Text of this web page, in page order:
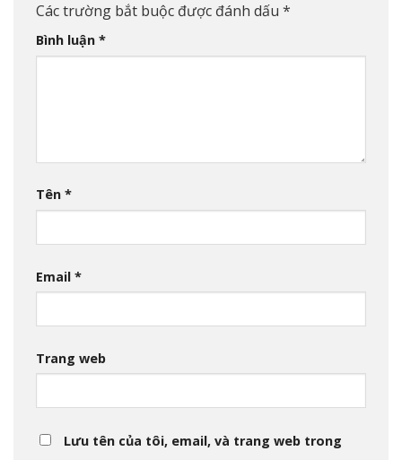
Các trường bắt buộc được đánh dấu *
Bình luận *
Tên *
Email *
Trang web
Lưu tên của tôi, email, và trang web trong